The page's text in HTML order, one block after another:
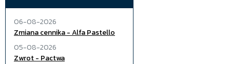
06-08-2026
Zmiana cennika - Alfa Pastello
05-08-2026
Zwrot - Pactwa